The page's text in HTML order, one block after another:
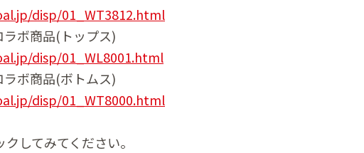
disp/01_WT3812.html
ボ商品(トップス)
disp/01_WL8001.html
ボ商品(ボトムス)
disp/01_WT8000.html
してみてください。